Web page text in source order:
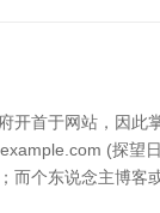
首于网站，因
(探望
个东说念主博客